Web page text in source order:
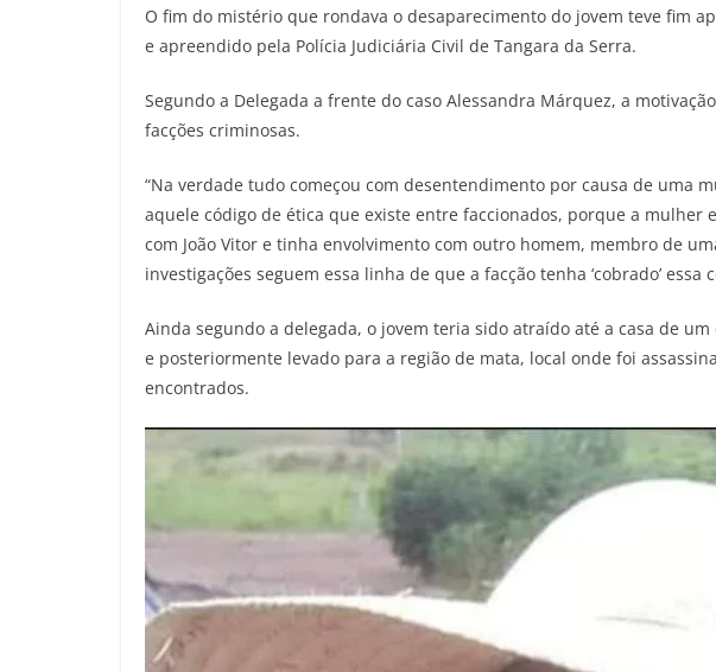
O fim do mistério que rondava o desaparecimento do jovem teve fim
e apreendido pela Polícia Judiciária Civil de Tangara da Serra.
Segundo a Delegada a frente do caso Alessandra Márquez, a
facções criminosas.
“Na verdade tudo começou com desentendimento por causa de uma
aquele código de ética que existe entre faccionados, porque a mulher
com João Vitor e tinha envolvimento com outro homem, membro de
investigações seguem essa linha de que a facção tenha ‘cobrado’ essa
Ainda segundo a delegada, o jovem teria sido atraído até a casa de
e posteriormente levado para a região de mata, local onde foi
encontrados.